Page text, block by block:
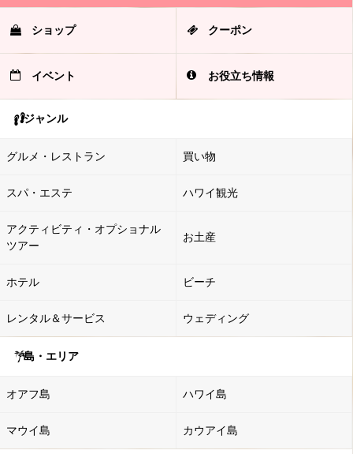
ショップ クーポン
イベント お役立ち情報
ジャンル
グルメ・レストラン 買い物
スパ・エステ ハワイ観光
アクティビティ・オプショナル
ツアー
お土産
ホテル ビーチ
レンタル＆サービス ウェディング
島・エリア
オアフ島 ハワイ島
マウイ島 カウアイ島